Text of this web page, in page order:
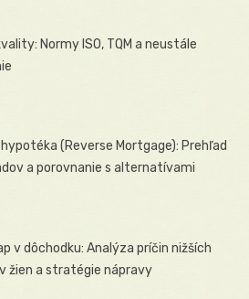
Normy ISO, TQM a neustále
(Reverse Mortgage): Prehľad
a porovnanie s alternatívami
v dôchodku: Analýza príčin nižších
žien a stratégie nápravy